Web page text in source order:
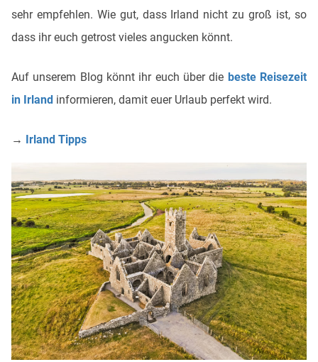
sehr empfehlen. Wie gut, dass Irland nicht zu groß ist, so
dass ihr euch getrost vieles angucken könnt.
Auf unserem Blog könnt ihr euch über die beste Reisezeit
in Irland informieren, damit euer Urlaub perfekt wird.
→ Irland Tipps